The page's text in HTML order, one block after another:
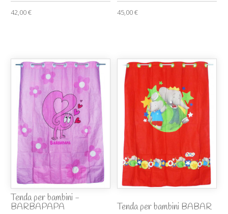
42,00 € 45,00 €
Tenda per bambini -
BARBAPAPA Tenda per bambini BABAR